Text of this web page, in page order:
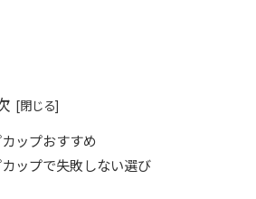
ップおすすめ
ップで失敗しない選び